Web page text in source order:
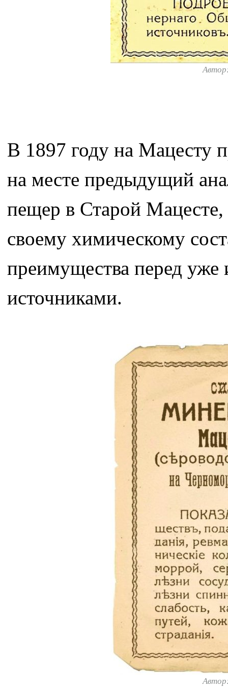
В 1897 году на Мацесту
на месте предыдущий
пещер в Старой Мацесте,
своему химическому
преимущества перед
источниками.